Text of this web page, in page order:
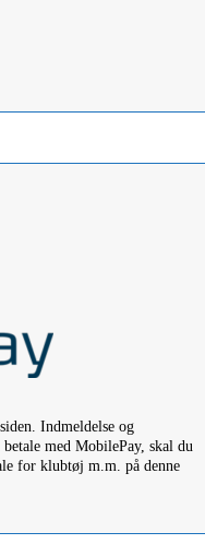
Indmeldelse og
med MobilePay, skal du
for klubtøj m.m. på denne